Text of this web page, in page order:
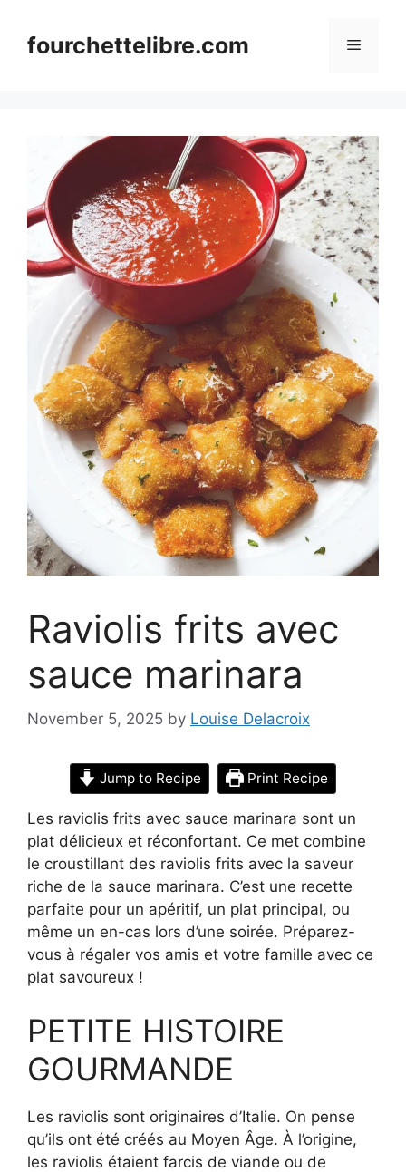
contentfourchettelibre.com Menu
Raviolis frits avec
sauce marinara
November 5, 2025 by Louise Delacroix
Jump to Recipe Print Recipe
Les raviolis frits avec sauce marinara sont un
plat délicieux et réconfortant. Ce met combine
le croustillant des raviolis frits avec la saveur
riche de la sauce marinara. C’est une recette
parfaite pour un apéritif, un plat principal, ou
même un en-cas lors d’une soirée. Préparez-
vous à régaler vos amis et votre famille avec ce
plat savoureux !
PETITE HISTOIRE
GOURMANDE
Les raviolis sont originaires d’Italie. On pense
qu’ils ont été créés au Moyen Âge. À l’origine,
les raviolis étaient farcis de viande ou de